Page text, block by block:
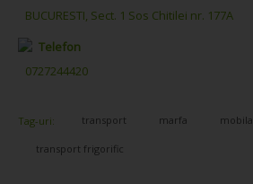
BUCURESTI, Sect. 1 Sos Chitilei nr. 177A
Telefon
0727244420
Tag-uri: transport marfa mobila
transport frigorific